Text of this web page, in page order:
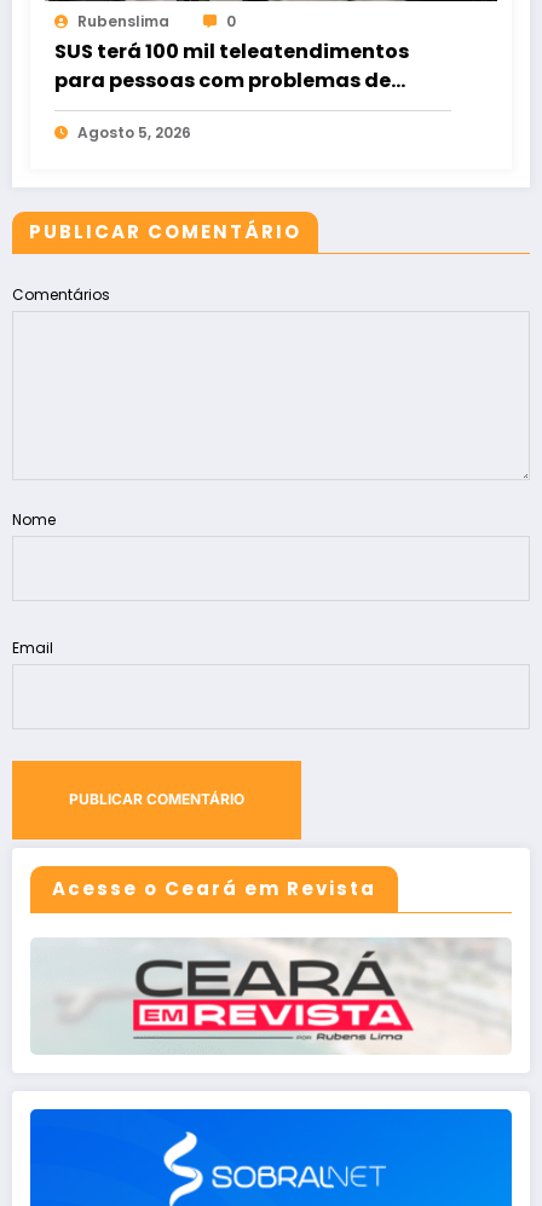
Rubenslima 0
SUS terá 100 mil teleatendimentos
para pessoas com problemas de
apostas em bets
Agosto 5, 2026
PUBLICAR COMENTÁRIO
Comentários
Nome
Email
Acesse o Ceará em Revista